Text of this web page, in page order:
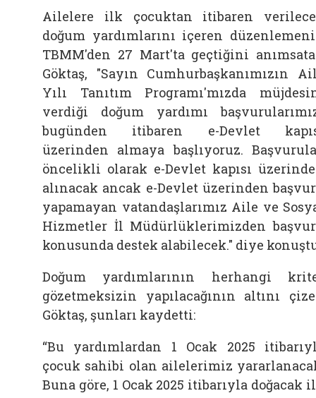
Ailelere ilk çocuktan itibaren
doğum yardımlarını içeren
TBMM'den 27 Mart'ta geçtiğini
Göktaş, "Sayın Cumhurbaşkanımızın
Yılı Tanıtım Programı'mızda
verdiği doğum yardımı
bugünden itibaren e-Devlet
üzerinden almaya başlıyoruz.
öncelikli olarak e-Devlet kapısı
alınacak ancak e-Devlet üzerinden
yapamayan vatandaşlarımız Aile ve
Hizmetler İl Müdürlüklerimizden
konusunda destek alabilecek." diye
Doğum yardımlarının herhangi
gözetmeksizin yapılacağının altını
Göktaş, şunları kaydetti:
“Bu yardımlardan 1 Ocak 2025
çocuk sahibi olan ailelerimiz
Buna göre, 1 Ocak 2025 itibarıyla doğacak